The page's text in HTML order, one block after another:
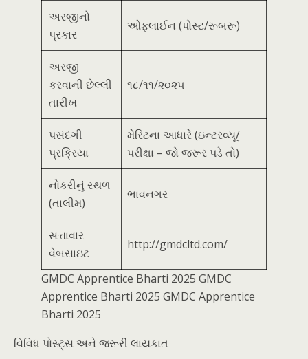
અરજીનો
પ્રકાર
ઓફલાઈન (પોસ્ટ/રૂબરૂ)
અરજી
કરવાની છેલ્લી
તારીખ
૧૮/૧૧/૨૦૨૫
પસંદગી
પ્રક્રિયા
મેરિટના આધારે (ઇન્ટરવ્યૂ/
પરીક્ષા – જો જરૂર પડે તો)
નોકરીનું સ્થળ
(તાલીમ)
ભાવનગર
સત્તાવાર
વેબસાઇટ
http://gmdcltd.com/
GMDC Apprentice Bharti 2025 GMDC
Apprentice Bharti 2025 GMDC Apprentice
Bharti 2025
વિવિધ પોસ્ટ્સ અને જરૂરી લાયકાત